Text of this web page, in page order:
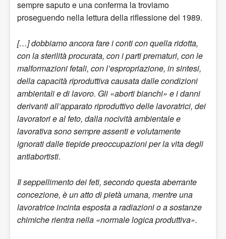
sempre saputo e una conferma la troviamo
proseguendo nella lettura della riflessione del 1989.
[…] dobbiamo ancora fare i conti con quella ridotta,
con la sterilità procurata, con i parti prematuri, con le
malformazioni fetali, con l’espropriazione, in sintesi,
della capacità riproduttiva causata dalle condizioni
ambientali e di lavoro. Gli «aborti bianchi» e i danni
derivanti all’apparato riproduttivo delle lavoratrici, dei
lavoratori e al feto, dalla nocività ambientale e
lavorativa sono sempre assenti e volutamente
ignorati dalle tiepide preoccupazioni per la vita degli
antiabortisti.
Il seppellimento dei feti, secondo questa aberrante
concezione, è un atto di pietà umana, mentre una
lavoratrice incinta esposta a radiazioni o a sostanze
chimiche rientra nella «normale logica produttiva».